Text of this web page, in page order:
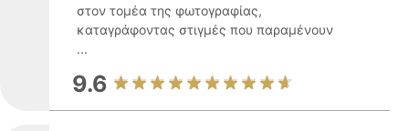
στον τομέα της φωτογραφίας,
καταγράφοντας στιγμές που παραμένουν
...
9.6